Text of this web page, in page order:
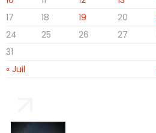
17
18 19 20
24
25 26 27
31
« Juil